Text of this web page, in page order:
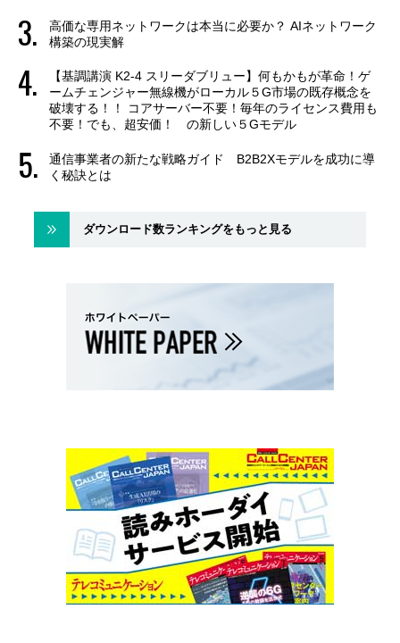
高価な専用ネットワークは本当に必要か？ AIネットワーク
構築の現実解
【基調講演 K2-4 スリーダブリュー】何もかもが革命！ゲ
ームチェンジャー無線機がローカル５G市場の既存概念を
破壊する！！ コアサーバー不要！毎年のライセンス費用も
不要！でも、超安価！ の新しい５Gモデル
通信事業者の新たな戦略ガイド B2B2Xモデルを成功に導
く秘訣とは
ダウンロード数ランキングをもっと見る